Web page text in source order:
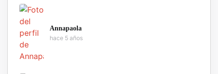
Annapaola
hace 5 años